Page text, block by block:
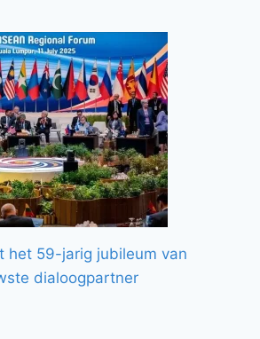
het 59-jarig jubileum van
dialoogpartner